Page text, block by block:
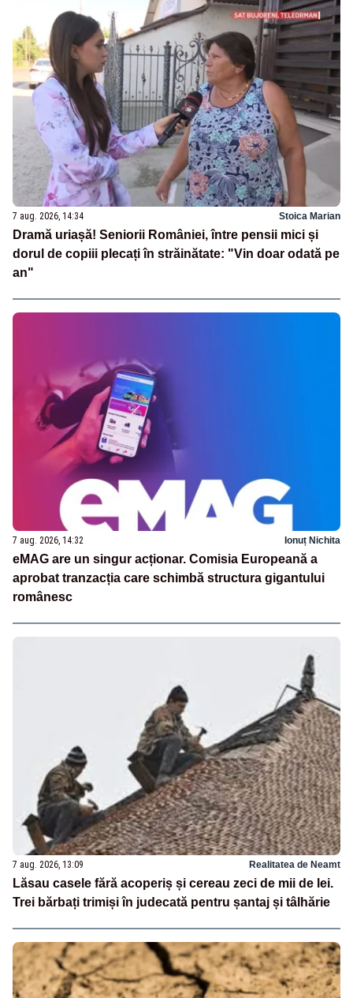
7 aug. 2026, 14:34 Stoica Marian
Dramă uriașă! Seniorii României, între pensii mici și
dorul de copiii plecați în străinătate: "Vin doar odată pe
an"
7 aug. 2026, 14:32 Ionuț Nichita
eMAG are un singur acționar. Comisia Europeană a
aprobat tranzacția care schimbă structura gigantului
românesc
7 aug. 2026, 13:09 Realitatea de Neamt
Lăsau casele fără acoperiș și cereau zeci de mii de lei.
Trei bărbați trimiși în judecată pentru șantaj și tâlhărie